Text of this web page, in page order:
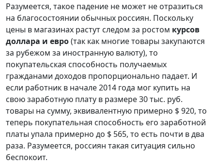
Разумеется, такое падение не может не отразиться
на благосостоянии обычных россиян. Поскольку
цены в магазинах растут следом за ростом курсов
доллара и евро(так как многие товары закупаются
за рубежом за иностранную валюту), то
покупательская способность получаемых
гражданами доходов пропорционально падает. И
если работник в начале 2014 года мог купить на
свою заработную плату в размере 30 тыс. руб.
товары на сумму, эквивалентную примерно $ 920, то
теперь покупательная способность его заработной
платы упала примерно до $ 565, то есть почти в два
раза. Разумеется, россиян такая ситуация сильно
беспокоит.